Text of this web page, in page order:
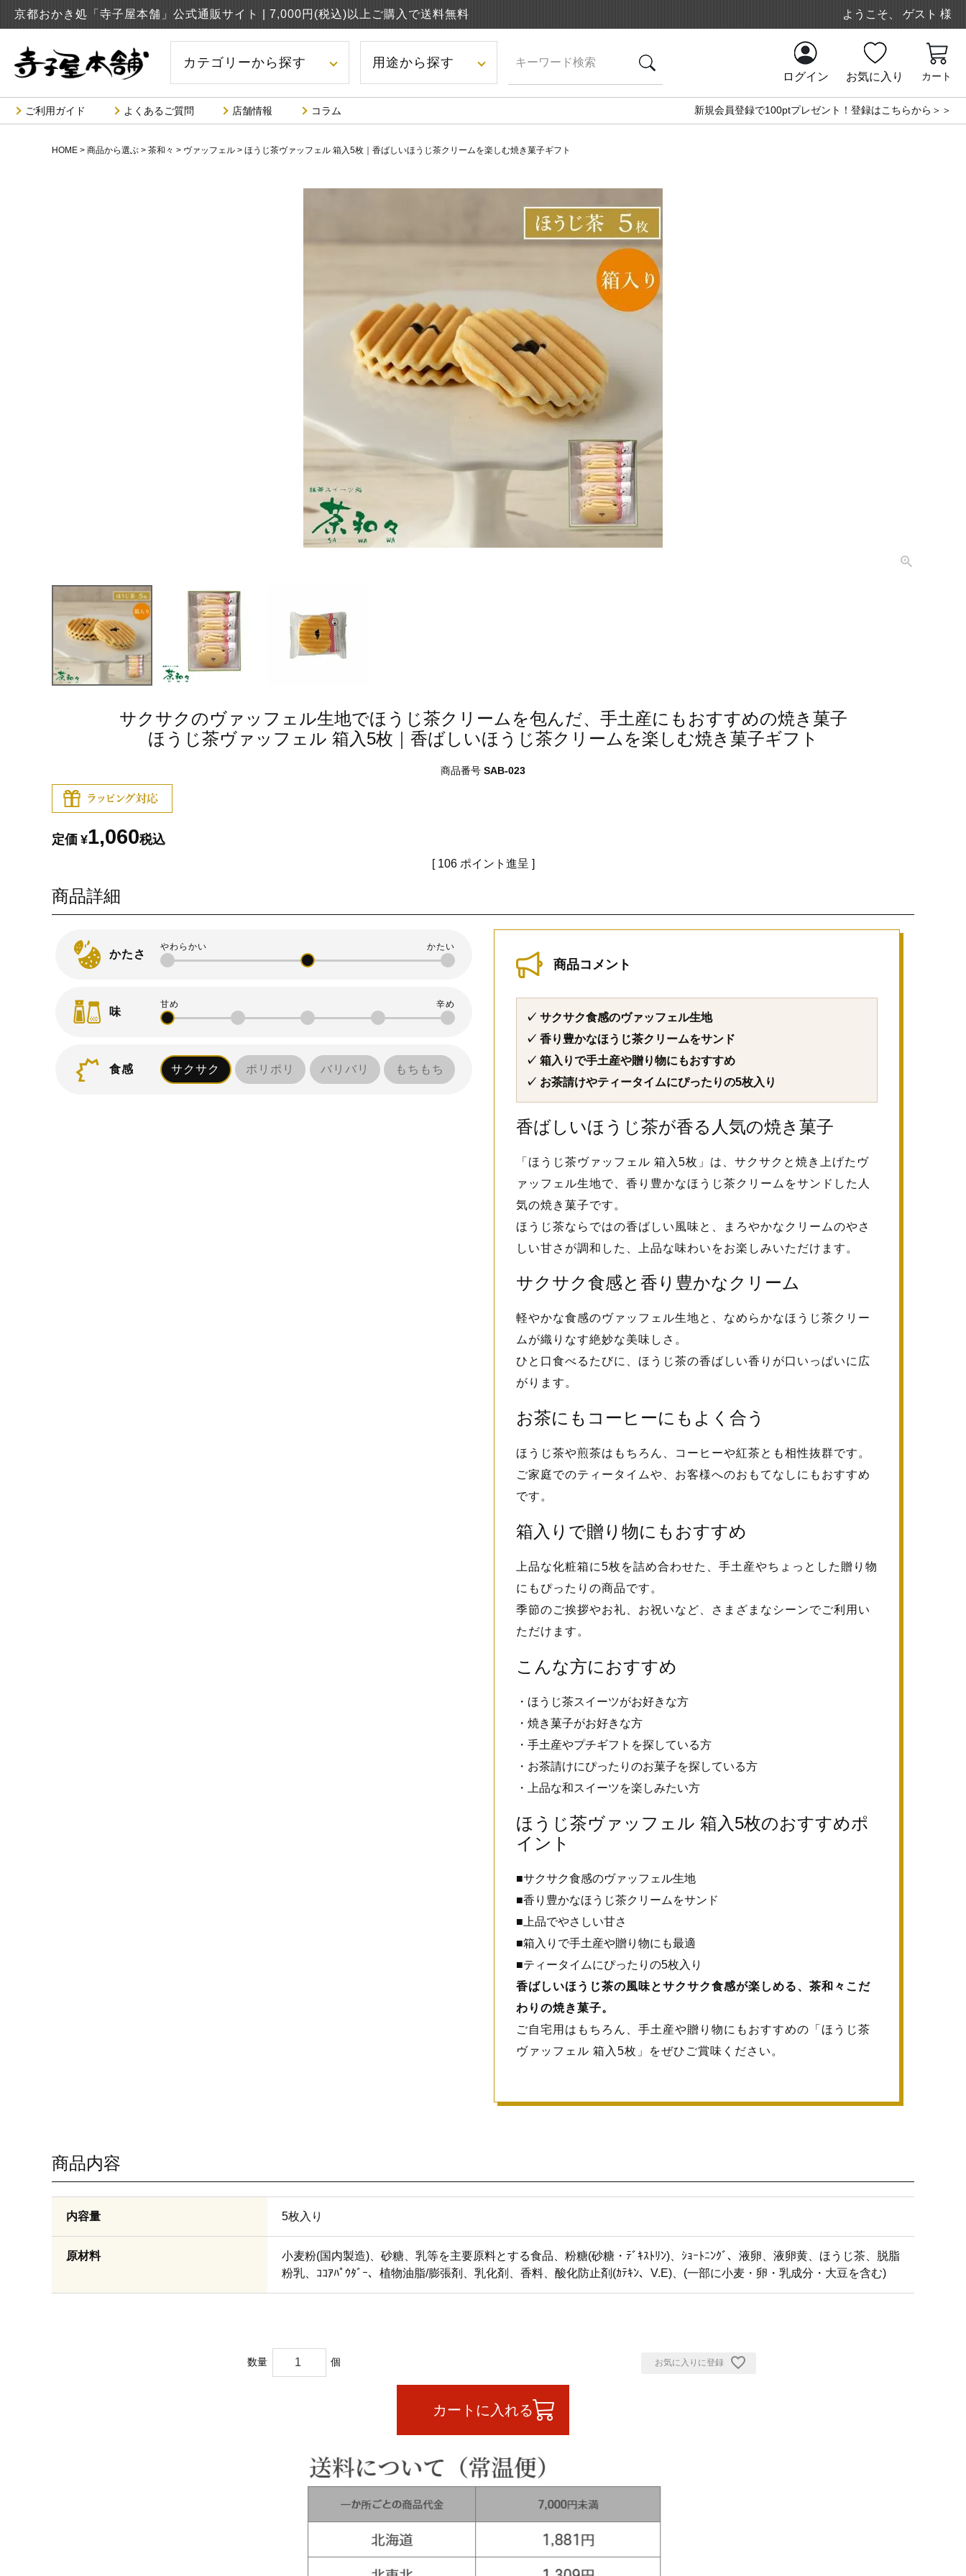
京都おかき処「寺子屋本舗」公式通販サイト | 7,000円(税込)以上ご購入で送料無料 ようこそ、 ゲスト 様
カテゴリーから探す 用途から探す
ログイン お気に入り カート
ご利用ガイド よくあるご質問 店舗情報 コラム 新規会員登録で100ptプレゼント！登録はこちらから＞＞
HOME 商品から選ぶ 茶和々 ヴァッフェル ほうじ茶ヴァッフェル 箱入5枚｜香ばしいほうじ茶クリームを楽しむ焼き菓子ギフト
サクサクのヴァッフェル生地でほうじ茶クリームを包んだ、手土産にもおすすめの焼き菓子
ほうじ茶ヴァッフェル 箱入5枚｜香ばしいほうじ茶クリームを楽しむ焼き菓子ギフト
商品番号 SAB-023
定価 ¥1,060税込
[ 106 ポイント進呈 ]
商品詳細
かたさ
味
食感 サクサク ポリポリ バリバリ もちもち
商品コメント
✓ サクサク食感のヴァッフェル生地
✓ 香り豊かなほうじ茶クリームをサンド
✓ 箱入りで手土産や贈り物にもおすすめ
✓ お茶請けやティータイムにぴったりの5枚入り
香ばしいほうじ茶が香る人気の焼き菓子
「ほうじ茶ヴァッフェル 箱入5枚」は、サクサクと焼き上げたヴ
ァッフェル生地で、香り豊かなほうじ茶クリームをサンドした人
気の焼き菓子です。
ほうじ茶ならではの香ばしい風味と、まろやかなクリームのやさ
しい甘さが調和した、上品な味わいをお楽しみいただけます。
サクサク食感と香り豊かなクリーム
軽やかな食感のヴァッフェル生地と、なめらかなほうじ茶クリー
ムが織りなす絶妙な美味しさ。
ひと口食べるたびに、ほうじ茶の香ばしい香りが口いっぱいに広
がります。
お茶にもコーヒーにもよく合う
ほうじ茶や煎茶はもちろん、コーヒーや紅茶とも相性抜群です。
ご家庭でのティータイムや、お客様へのおもてなしにもおすすめ
です。
箱入りで贈り物にもおすすめ
上品な化粧箱に5枚を詰め合わせた、手土産やちょっとした贈り物
にもぴったりの商品です。
季節のご挨拶やお礼、お祝いなど、さまざまなシーンでご利用い
ただけます。
こんな方におすすめ
・ほうじ茶スイーツがお好きな方
・焼き菓子がお好きな方
・手土産やプチギフトを探している方
・お茶請けにぴったりのお菓子を探している方
・上品な和スイーツを楽しみたい方
ほうじ茶ヴァッフェル 箱入5枚のおすすめポ
イント
■サクサク食感のヴァッフェル生地
■香り豊かなほうじ茶クリームをサンド
■上品でやさしい甘さ
■箱入りで手土産や贈り物にも最適
■ティータイムにぴったりの5枚入り
香ばしいほうじ茶の風味とサクサク食感が楽しめる、茶和々こだ
わりの焼き菓子。
ご自宅用はもちろん、手土産や贈り物にもおすすめの「ほうじ茶
ヴァッフェル 箱入5枚」をぜひご賞味ください。
商品内容
内容量 5枚入り
原材料
小麦粉(国内製造)、砂糖、乳等を主要原料とする食品、粉糖(砂糖・ﾃﾞｷｽﾄﾘﾝ)、ｼｮｰﾄﾆﾝｸﾞ、液卵、液卵黄、ほうじ茶、脱脂
粉乳、ｺｺｱﾊﾟｳﾀﾞｰ、植物油脂/膨張剤、乳化剤、香料、酸化防止剤(ｶﾃｷﾝ、V.E)、(一部に小麦・卵・乳成分・大豆を含む)
お気に入りに登録
カートに入れる